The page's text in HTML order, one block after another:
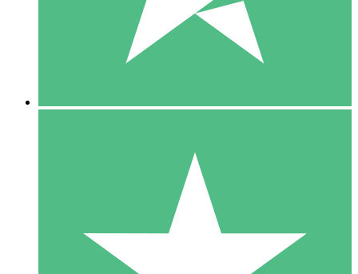
10 00
10 Nedladdningar
20 00